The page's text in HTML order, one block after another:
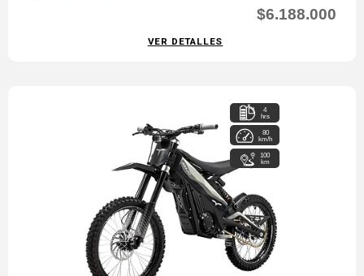
$6.188.000
VER DETALLES
4
hrs
80
km/h
100
km